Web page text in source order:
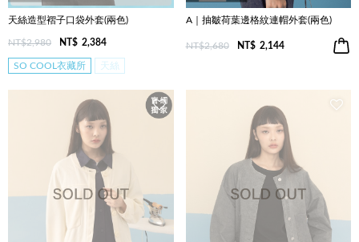
天絲造型褶子口袋外套(兩色)
NT$2,980 NT$ 2,384
SO COOL衣藏所 天絲
A｜抽皺荷葉邊格紋連帽外套(兩色)
NT$2,680 NT$ 2,144